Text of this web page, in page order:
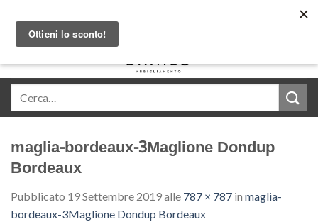
content
maglia-bordeaux-3Maglione Dondup
Bordeaux
Pubblicato 19 Settembre 2019alle 787 × 787 in maglia-
bordeaux-3Maglione Dondup Bordeaux